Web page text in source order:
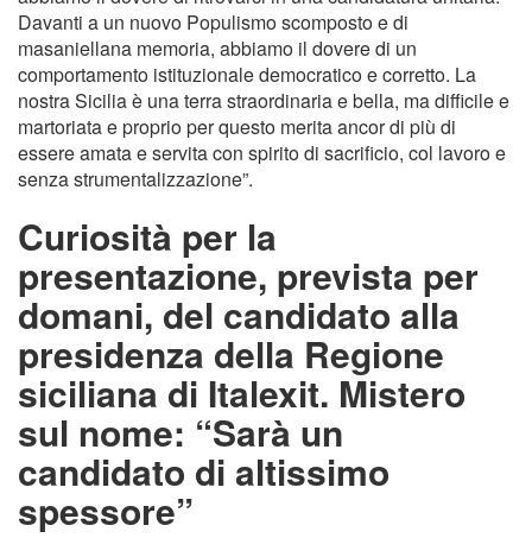
Davanti a un nuovo Populismo scomposto e di
masaniellana memoria, abbiamo il dovere di un
comportamento istituzionale democratico e corretto. La
nostra Sicilia è una terra straordinaria e bella, ma difficile e
martoriata e proprio per questo merita ancor di più di
essere amata e servita con spirito di sacrificio, col lavoro e
senza strumentalizzazione”.
Curiosità per la
presentazione, prevista per
domani, del candidato alla
presidenza della Regione
siciliana di Italexit. Mistero
sul nome: “Sarà un
candidato di altissimo
spessore”